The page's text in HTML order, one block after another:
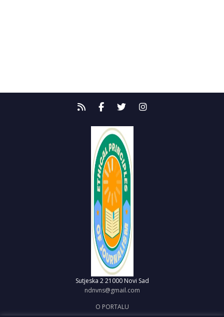
Sutjeska 2 21000 Novi Sad
ndnvns@gmail.com
O PORTALU